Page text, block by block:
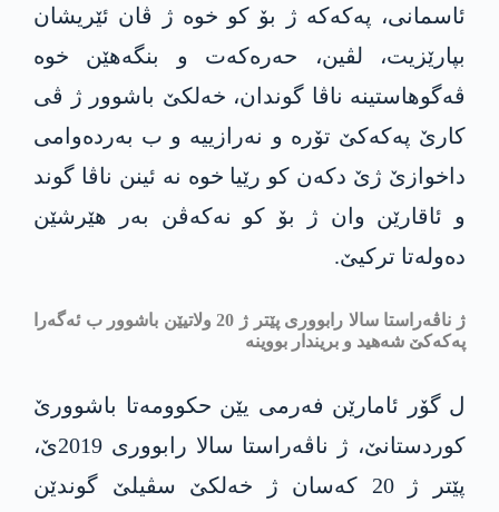
ئاسمانی، په‌كه‌كه‌ ژ بۆ كو خوه‌ ژ ڤان ئێریشان
بپارێزیت، لڤین، حه‌ره‌كه‌ت و بنگه‌هێن خوه‌
ڤه‌گوهاستینه‌ ناڤا گوندان، خه‌لكێ باشوور ژ ڤی
كارێ په‌كه‌كێ تۆره‌ و نه‌رازییه‌ و ب به‌رده‌وامی
داخوازێ ژێ دكه‌ن كو رێیا خوه‌ نه‌ ئینن ناڤا گوند
و ئاقارێن وان ژ بۆ كو نه‌كه‌ڤن به‌ر هێرشێن
ده‌وله‌تا تركیێ.
ژ ناڤه‌راستا سالا رابووری پێتر ژ 20 ولاتیێن باشوور ب ئه‌گه‌را
په‌كه‌كێ شه‌هید و بریندار بووینه‌
ل گۆر ئامارێن فه‌رمی یێن حكوومه‌تا باشوورێ
كوردستانێ، ژ ناڤه‌راستا سالا رابووری 2019ێ،
پێتر ژ 20 كه‌سان ژ خه‌لكێ سڤیلێ گوندێن